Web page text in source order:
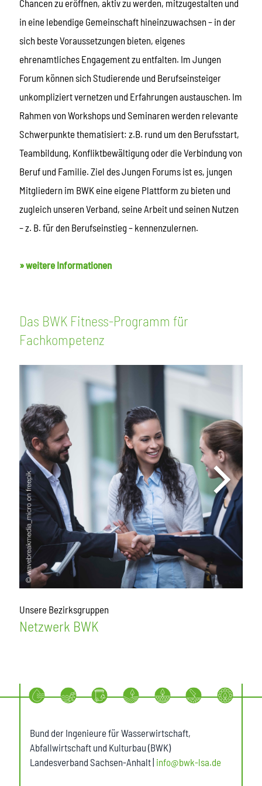
Chancen zu eröffnen, aktiv zu werden, mitzugestalten und
in eine lebendige Gemeinschaft hineinzuwachsen – in der
sich beste Voraussetzungen bieten, eigenes
ehrenamtliches Engagement zu entfalten. Im Jungen
Forum können sich Studierende und Berufseinsteiger
unkompliziert vernetzen und Erfahrungen austauschen. Im
Rahmen von Workshops und Seminaren werden relevante
Schwerpunkte thematisiert: z.B. rund um den Berufsstart,
Teambildung, Konfliktbewältigung oder die Verbindung von
Beruf und Familie. Ziel des Jungen Forums ist es, jungen
Mitgliedern im BWK eine eigene Plattform zu bieten und
zugleich unseren Verband, seine Arbeit und seinen Nutzen
– z. B. für den Berufseinstieg – kennenzulernen.
» weitere Informationen
Das BWK Fitness-Programm für
Fachkompetenz
Unsere Bezirksgruppen
Netzwerk BWK
Bund der Ingenieure für Wasserwirtschaft,
Abfallwirtschaft und Kulturbau (BWK)
Landesverband Sachsen-Anhalt | info@bwk-lsa.de